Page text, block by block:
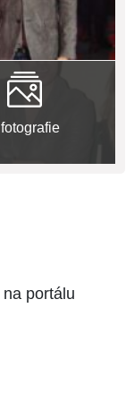
fotografie
na portálu